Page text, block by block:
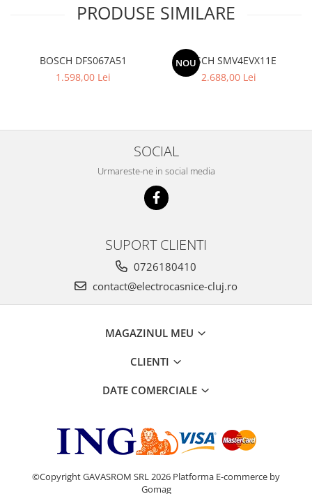
PRODUSE SIMILARE
BOSCH DFS067A51
1.598,00 Lei
NOU
BOSCH SMV4EVX11E
2.688,00 Lei
SOCIAL
Urmareste-ne in social media
SUPORT CLIENTI
0726180410
contact@electrocasnice-cluj.ro
MAGAZINUL MEU
CLIENTI
DATE COMERCIALE
©Copyright GAVASROM SRL 2026 Platforma E-commerce by
Gomag